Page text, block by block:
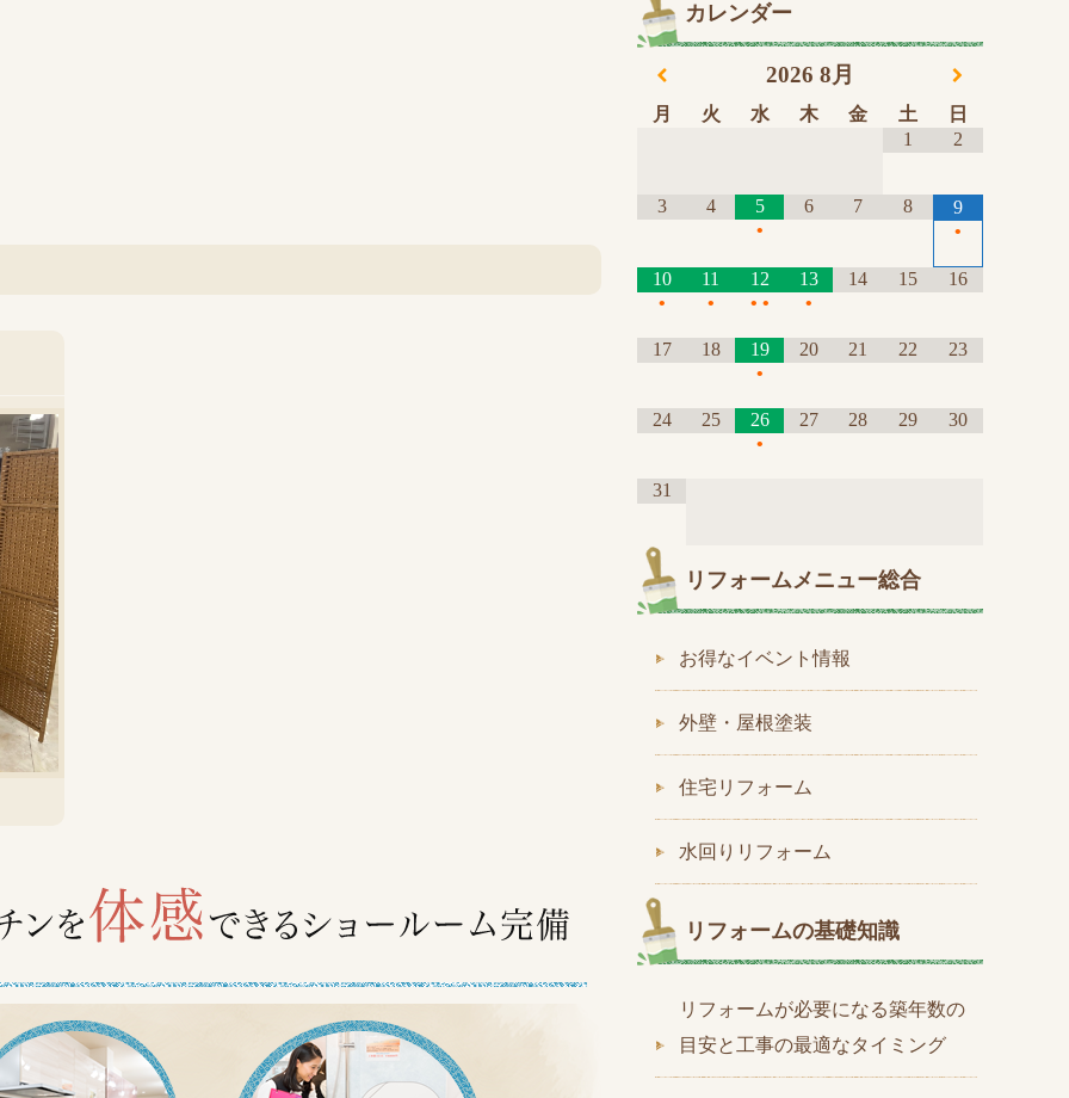
カレンダー
2026 8月
月 火 水 木 金 土
日
1
2
3 4
5
•
6 7 8
9
•
10
•
11
•
12
• •
13
•
14 15 16
17 18
19
•
20 21 22 23
24 25
26
•
27 28 29 30
31
リフォームメニュー総合
お得なイベント情報
外壁・屋根塗装
住宅リフォーム
水回りリフォーム
リフォームの基礎知識
リフォームが必要になる築年数の
目安と工事の最適なタイミング